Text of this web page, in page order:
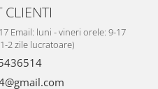
CLIENTI
Email: luni - vineri orele: 9-17
2 zile lucratoare)